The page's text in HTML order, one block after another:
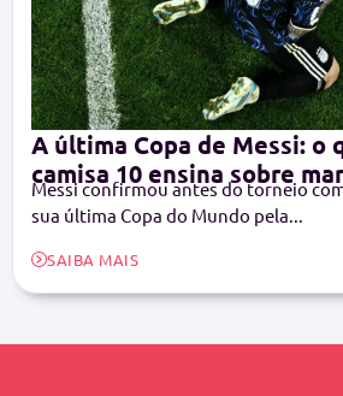
A última Copa de Messi: o
camisa 10 ensina sobre
Messi confirmou antes do torneio
sua última Copa do Mundo pela...
SAIBA MAIS